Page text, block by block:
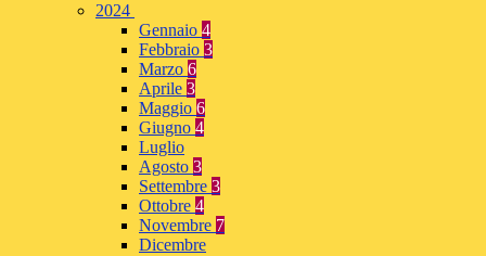
2024
Gennaio 4
Febbraio 3
Marzo 6
Aprile 3
Maggio 6
Giugno 4
Luglio
Agosto 3
Settembre 3
Ottobre 4
Novembre 7
Dicembre